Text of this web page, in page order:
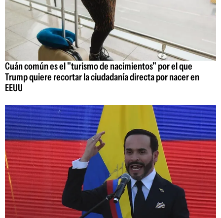
Cuán común es el "turismo de nacimientos" por el que
Trump quiere recortar la ciudadanía directa por nacer en
EEUU